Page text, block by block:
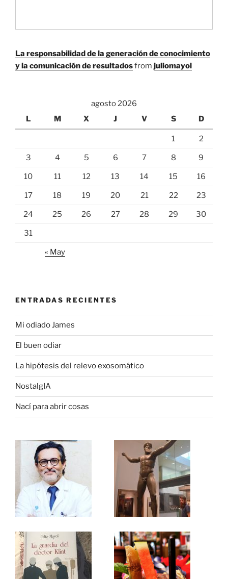
La responsabilidad de la generación de conocimiento
y la comunicación de resultadosfrom juliomayol
agosto 2026
L
M X J V S D
1 2
3 4 5 6 7 8 9
10 11 12 13 14 15 16
17 18 19 20 21 22 23
24 25 26 27 28 29 30
31
« May
ENTRADAS RECIENTES
Mi odiado James
El buen odiar
La hipótesis del relevo exosomático
NostalgIA
Nací para abrir cosas